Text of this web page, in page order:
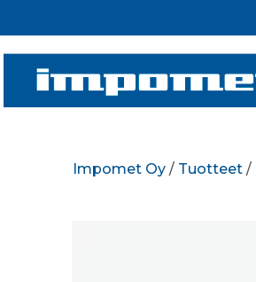
Impomet Oy / Tuotteet /